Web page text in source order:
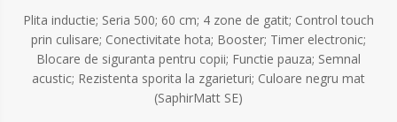
Plita inductie; Seria 500; 60 cm; 4 zone de gatit; Control touch
prin culisare; Conectivitate hota; Booster; Timer electronic;
Blocare de siguranta pentru copii; Functie pauza; Semnal
acustic; Rezistenta sporita la zgarieturi; Culoare negru mat
(SaphirMatt SE)